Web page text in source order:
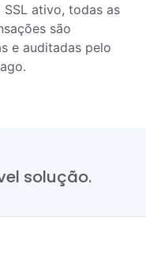
ativo, todas as
são
e auditadas pelo
solução.